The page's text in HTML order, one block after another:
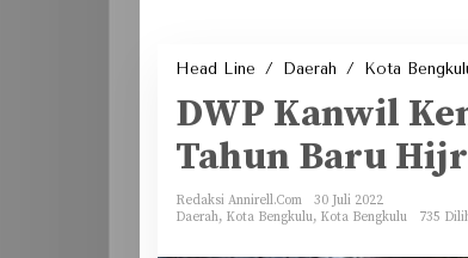
Head Line / Daerah / Kota
DWP Kanwil
Tahun Baru
Redaksi Annirell.Com
30 Juli 2022
Daerah, Kota Bengkulu, Kota Bengkulu 735